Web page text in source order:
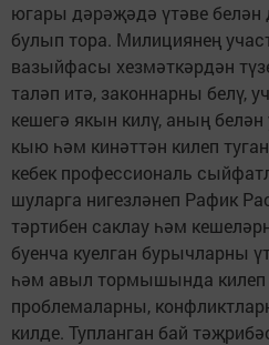
югары дәрәҗәдә үтәве белән
булып тора. Милициянең
вазыйфасы хезмәткәрдән
таләп итә, законнарны белү,
кешегә якын килү, аның белән
кыю һәм кинәттән килеп
кебек профессиональ
шуларга нигезләнеп Рафик
тәртибен саклау һәм
буенча куелган бурычларны
һәм авыл тормышында килеп
проблемаларны,
килде. Тупланган бай